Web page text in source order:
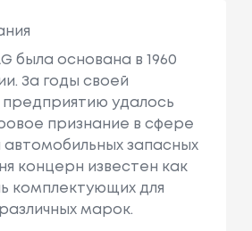
была основана в 1960
За годы своей
предприятию удалось
признание в сфере
автомобильных запасных
концерн известен как
комплектующих для
марок.